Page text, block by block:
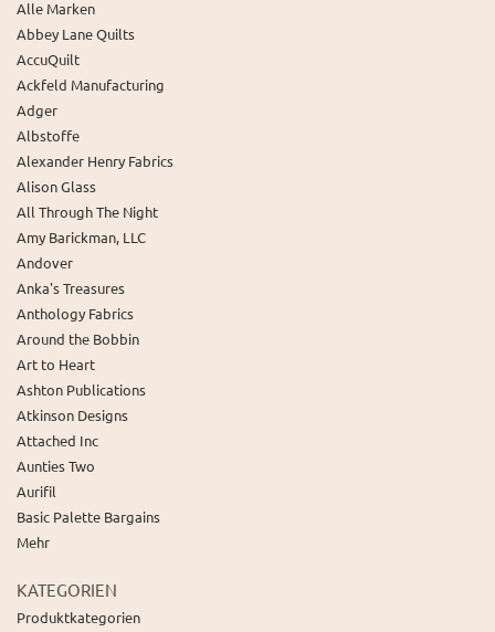
Alle Marken
Abbey Lane Quilts
AccuQuilt
Ackfeld Manufacturing
Adger
Albstoffe
Alexander Henry Fabrics
Alison Glass
All Through The Night
Amy Barickman, LLC
Andover
Anka's Treasures
Anthology Fabrics
Around the Bobbin
Art to Heart
Ashton Publications
Atkinson Designs
Attached Inc
Aunties Two
Aurifil
Basic Palette Bargains
Mehr
KATEGORIEN
Produktkategorien